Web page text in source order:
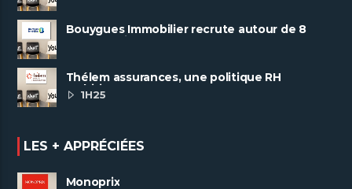
Bouygues Immobilier recrute autour de 8
Thélem assurances, une politique RH
ambitieuse
1H25
LES + APPRÉCIÉES
Monoprix